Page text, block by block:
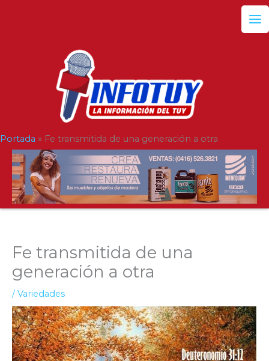
Portada » Fe transmitida de una generación a otra
Fe transmitida de una
generación a otra
/Variedades